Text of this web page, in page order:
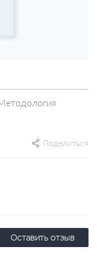
Поделиться
Оставить отзыв